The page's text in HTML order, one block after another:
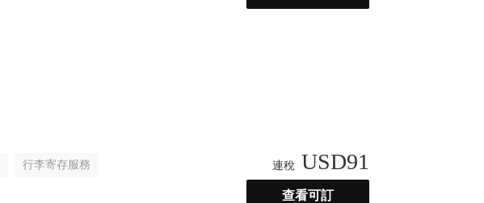
行李寄存服務 連稅 USD91
查看可訂